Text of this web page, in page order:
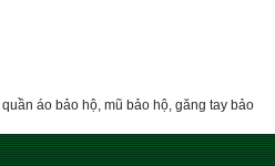
quần áo bảo hộ, mũ bảo hộ, găng tay bảo